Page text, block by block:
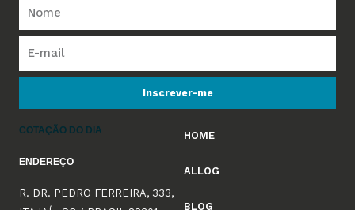
Inscrever-me
COTAÇÃO DO DIA
ENDEREÇO
R. DR. PEDRO FERREIRA, 333,
HOME
ALLOG
BLOG